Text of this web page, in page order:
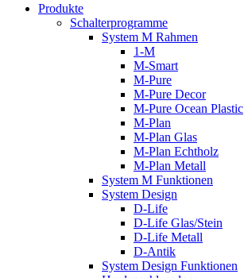
Produkte
Schalterprogramme
System M Rahmen
1-M
M-Smart
M-Pure
M-Pure Decor
M-Pure Ocean Plastic
M-Plan
M-Plan Glas
M-Plan Echtholz
M-Plan Metall
System M Funktionen
System Design
D-Life
D-Life Glas/Stein
D-Life Metall
D-Antik
System Design Funktionen